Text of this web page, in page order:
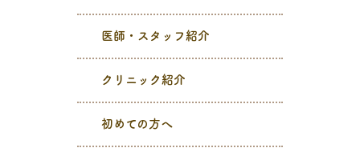
医師・スタッフ紹介
クリニック紹介
初めての方へ